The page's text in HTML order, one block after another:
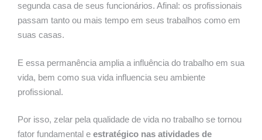
segunda casa de seus funcionários. Afinal: os profissionais
passam tanto ou mais tempo em seus trabalhos como em
suas casas.
E essa permanência amplia a influência do trabalho em sua
vida, bem como sua vida influencia seu ambiente
profissional.
Por isso, zelar pela qualidade de vida no trabalho se tornou
fator fundamental e estratégico nas atividades de